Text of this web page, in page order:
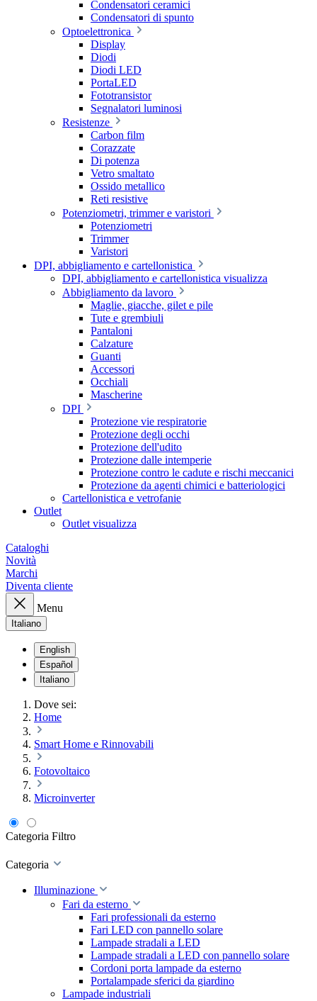
Condensatori ceramici
Condensatori di spunto
Optoelettronica
Display
Diodi
Diodi LED
PortaLED
Fototransistor
Segnalatori luminosi
Resistenze
Carbon film
Corazzate
Di potenza
Vetro smaltato
Ossido metallico
Reti resistive
Potenziometri, trimmer e varistori
Potenziometri
Trimmer
Varistori
DPI, abbigliamento e cartellonistica
DPI, abbigliamento e cartellonistica visualizza
Abbigliamento da lavoro
Maglie, giacche, gilet e pile
Tute e grembiuli
Pantaloni
Calzature
Guanti
Accessori
Occhiali
Mascherine
DPI
Protezione vie respiratorie
Protezione degli occhi
Protezione dell'udito
Protezione dalle intemperie
Protezione contro le cadute e rischi meccanici
Protezione da agenti chimici e batteriologici
Cartellonistica e vetrofanie
Outlet
Outlet visualizza
Cataloghi
Novità
Marchi
Diventa cliente
Menu
Italiano
English
Español
Italiano
Dove sei:
Home
Smart Home e Rinnovabili
Fotovoltaico
Microinverter
Categoria Filtro
Categoria
Illuminazione
Fari da esterno
Fari professionali da esterno
Fari LED con pannello solare
Lampade stradali a LED
Lampade stradali a LED con pannello solare
Cordoni porta lampade da esterno
Portalampade sferici da giardino
Lampade industriali